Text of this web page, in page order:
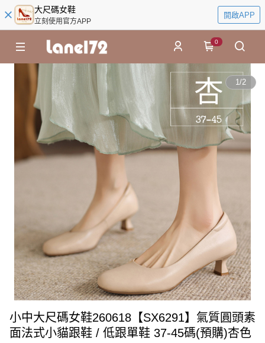
大尺碼女鞋
立刻使用官方APP
開啟APP
0
1/2
小中大尺碼女鞋260618【SX6291】氣質圓頭素
面法式小貓跟鞋 / 低跟單鞋 37-45碼(預購)杏色